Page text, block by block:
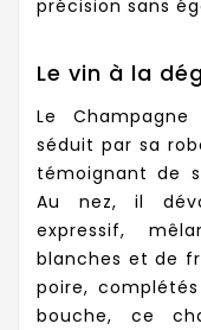
précision sans
Le vin à la
Le
séduit par sa
témoignant de
Au nez, il
expressif,
blanches et de
poire,
bouche, ce